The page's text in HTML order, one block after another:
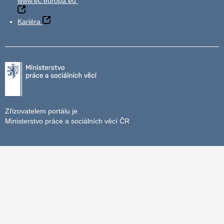
Kariéra
Zřizovatelem portálu je
Ministerstvo práce a sociálních věcí ČR